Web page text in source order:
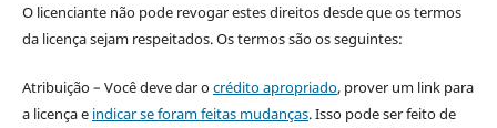
O licenciante não pode revogar estes direitos desde que os termos
da licença sejam respeitados. Os termos são os seguintes:
Atribuição – Você deve dar ocrédito apropriado, prover um link para
a licença e indicar se foram feitas mudanças. Isso pode ser feito de